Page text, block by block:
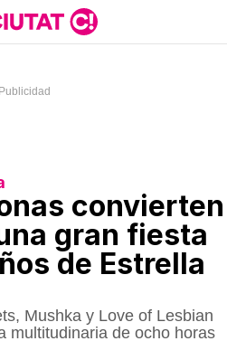
convierten
gran fiesta
de Estrella
Mushka y Love of Lesbian
multitudinaria de ocho horas